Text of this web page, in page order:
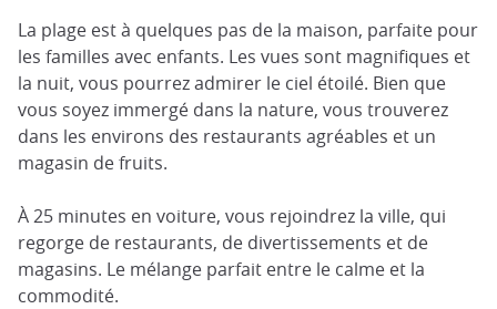
La plage est à quelques pas de la maison, parfaite pour
les familles avec enfants. Les vues sont magnifiques et
la nuit, vous pourrez admirer le ciel étoilé. Bien que
vous soyez immergé dans la nature, vous trouverez
dans les environs des restaurants agréables et un
magasin de fruits.
À 25 minutes en voiture, vous rejoindrez la ville, qui
regorge de restaurants, de divertissements et de
magasins. Le mélange parfait entre le calme et la
commodité.